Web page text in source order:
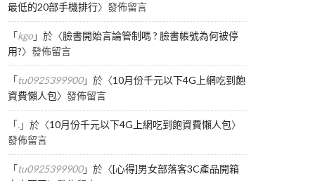
最低的20部手機排行〉發佈留言
「kgo」於〈臉書開始言論管制嗎 ? 臉書帳號為何被停
用?〉發佈留言
「tu0925399900」於〈10月份千元以下4G上網吃到飽
資費懶人包〉發佈留言
「.」於〈10月份千元以下4G上網吃到飽資費懶人包〉
發佈留言
「tu0925399900」於〈[心得]男女部落客3C產品開箱